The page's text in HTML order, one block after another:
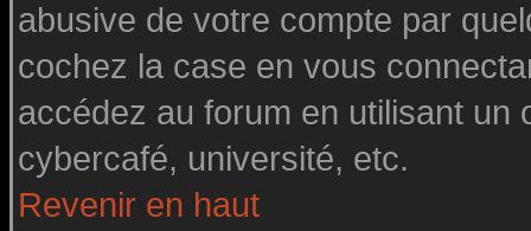
abusive de votre compte par
cochez la case en vous
accédez au forum en utilisant un
cybercafé, université, etc.
Revenir en haut